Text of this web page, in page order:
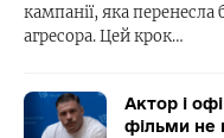
кампанії, яка перенесла
агресора. Цей крок…
Актор і
фільми не